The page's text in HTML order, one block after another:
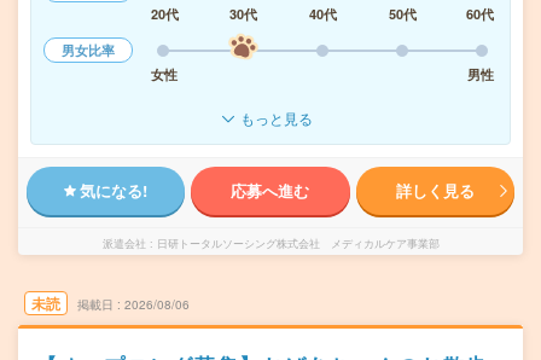
20代
30代 40代 50代
60代
男女比率
女性
男性
もっと見る
気になる! 応募へ進む 詳しく見る
派遣会社 日研トータルソーシング株式会社 メディカルケア事業部
未読 掲載日 2026/08/06